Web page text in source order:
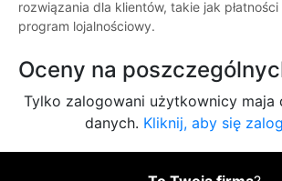
rozwiązania dla klientów, takie jak
program lojalnościowy.
Oceny na
Tylko zalogowani użytkownicy maja
danych. Kliknij, aby się